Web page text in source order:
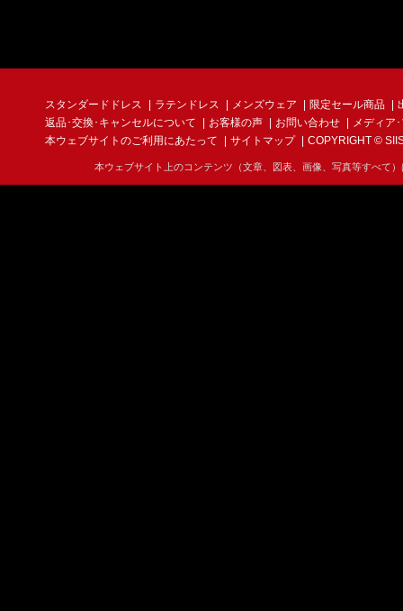
スタンダードドレス ラテンドレス メンズウェア 限定セール商品
返品･交換･キャンセルについて
お客様の声 お問い合わせ
メディア
本ウェブサイトのご利用にあたって
サイトマップ COPYRIGHT ©
本ウェブサイト上のコンテンツ（文章、図表、画像、写真等すべて